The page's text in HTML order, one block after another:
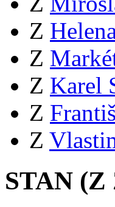
Z
Z
Z Karel
Z
Z
STAN (Z